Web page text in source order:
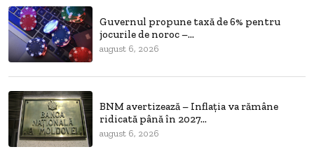
Guvernul propune taxă de 6% pentru
jocurile de noroc –...
august 6, 2026
BNM avertizează – Inflația va rămâne
ridicată până în 2027...
august 6, 2026